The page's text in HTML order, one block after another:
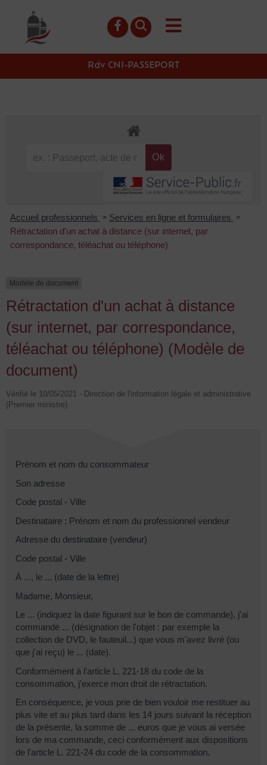
principal
Rdv CNI-PASSEPORT
Accueil professionnels > Services en ligne et formulaires >
Rétractation d'un achat à distance (sur internet, par
correspondance, téléachat ou téléphone)
Modèle de document
Rétractation d'un achat à distance
(sur internet, par correspondance,
téléachat ou téléphone) (Modèle de
document)
Vérifié le 10/05/2021 - Direction de l'information légale et administrative
(Premier ministre)
Prénom et nom du consommateur
Son adresse
Code postal - Ville
Destinataire : Prénom et nom du professionnel vendeur
Adresse du destinataire (vendeur)
Code postal - Ville
À ..., le ... (date de la lettre)
Madame, Monsieur,
Le ... (indiquez la date figurant sur le bon de commande), j'ai
commandé ... (désignation de l'objet : par exemple la
collection de DVD, le fauteuil...) que vous m'avez livré (ou
que j'ai reçu) le ... (date).
Conformément à l'article L. 221-18 du code de la
consommation, j'exerce mon droit de rétractation.
En conséquence, je vous prie de bien vouloir me restituer au
plus vite et au plus tard dans les 14 jours suivant la réception
de la présente, la somme de ... euros que je vous ai versée
lors de ma commande, ceci conformément aux dispositions
de l'article L. 221-24 du code de la consommation.